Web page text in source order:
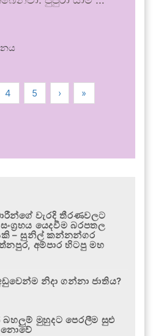
4 5 › »
වැරදි තීරණවලට
යෙදවීම බරපතල
– සුනිල් කන්නන්ගර
අම්පාර හිටපු මහ
නිදා ගන්නා ජාතිය?
මුහුදට පෙරලීම සුළු
නොවේ